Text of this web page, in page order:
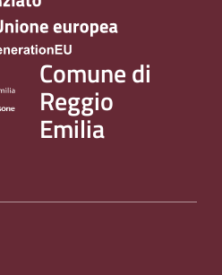
Comune di
Reggio
Emilia